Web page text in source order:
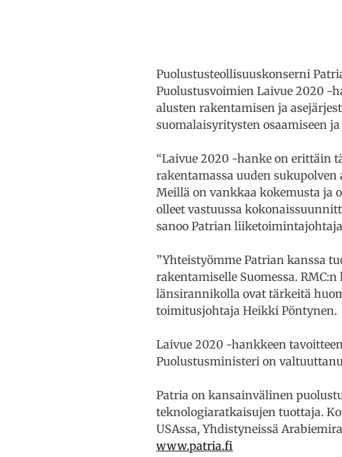
Puolustusteollisuuskonserni
Puolustusvoimien Laivue 2020 -
alusten rakentamisen ja
suomalaisyritysten osaamiseen
“Laivue 2020 -hanke on erittäin
rakentamassa uuden
Meillä on vankkaa kokemusta ja
olleet vastuussa
sanoo Patrian
”Yhteistyömme Patrian kanssa
rakentamiselle Suomessa.
länsirannikolla ovat tärkeitä
toimitusjohtaja Heikki Pöntynen.
Laivue 2020 -hankkeen
Puolustusministeri on
Patria on kansainvälinen
teknologiaratkaisujen tuottaja.
USAssa, Yhdistyneissä
www.patria.fi